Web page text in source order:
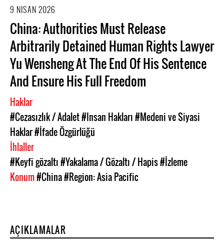
9 NISAN 2026
China: Authorities Must Release
Arbitrarily Detained Human Rights Lawyer
Yu Wensheng At The End Of His Sentence
And Ensure His Full Freedom
Haklar
#Cezasızlık / Adalet#Insan Hakları#Medeni ve Siyasi
Haklar#İfade Özgürlüğü
İhlaller
#Keyfi gözaltı#Yakalama / Gözaltı / Hapis#İzleme
Konum#China#Region: Asia Pacific
AÇIKLAMALAR